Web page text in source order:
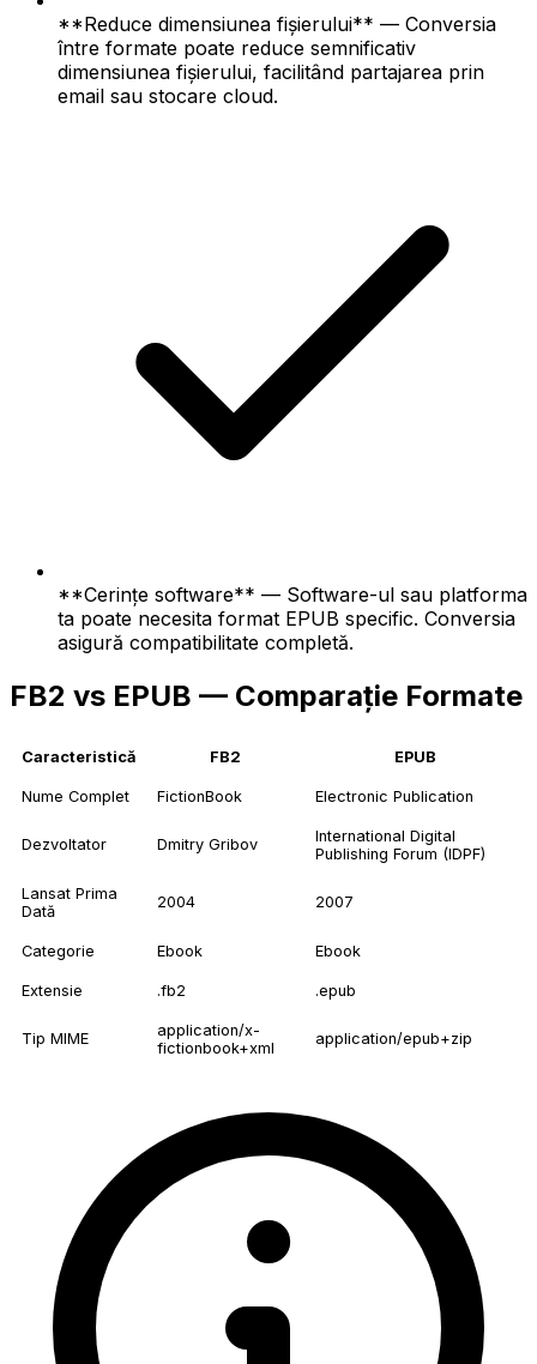
**Reduce dimensiunea fișierului** — Conversia
între formate poate reduce semnificativ
dimensiunea fișierului, facilitând partajarea prin
email sau stocare cloud.
**Cerințe software** — Software-ul sau platforma
ta poate necesita format EPUB specific. Conversia
asigură compatibilitate completă.
FB2 vs EPUB — Comparație Formate
Caracteristică FB2 EPUB
Nume Complet FictionBook Electronic Publication
Dezvoltator Dmitry Gribov
International Digital
Publishing Forum (IDPF)
Lansat Prima
Dată
2004 2007
Categorie Ebook Ebook
Extensie .fb2 .epub
Tip MIME
application/x-
fictionbook+xml
application/epub+zip